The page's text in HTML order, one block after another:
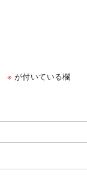
※ が付いている欄